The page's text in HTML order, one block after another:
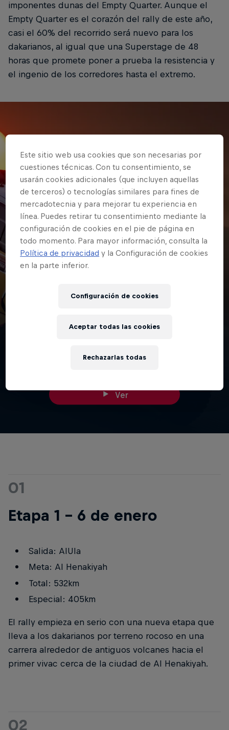
imponentes dunas del Empty Quarter. Aunque el
Empty Quarter es el corazón del rally de este año,
casi el 60% del recorrido será nuevo para los
dakarianos, al igual que una Superstage de 48
horas que promete poner a prueba la resistencia y
el ingenio de los corredores hasta el extremo.
Ver
01
Etapa 1 - 6 de enero
Salida: AlUla
Meta: Al Henakiyah
Total: 532km
Especial: 405km
El rally empieza en serio con una nueva etapa que
lleva a los dakarianos por terreno rocoso en una
carrera alrededor de antiguos volcanes hacia el
primer vivac cerca de la ciudad de Al Henakiyah.
02
Este sitio web usa cookies que son necesarias por
cuestiones técnicas. Con tu consentimiento, se
usarán cookies adicionales (que incluyen aquellas
de terceros) o tecnologías similares para fines de
mercadotecnia y para mejorar tu experiencia en
línea. Puedes retirar tu consentimiento mediante la
configuración de cookies en el pie de página en
todo momento. Para mayor información, consulta la
Política de privacidad y la Configuración de cookies
en la parte inferior.
Configuración de cookies
Rechazarlas todas
Aceptar todas las cookies